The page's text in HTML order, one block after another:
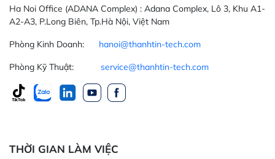
Ha Noi Office (ADANA Complex) : Adana Complex, Lô 3, Khu A1-
A2-A3, P.Long Biên, Tp.Hà Nội, Việt Nam
Phòng Kinh Doanh: hanoi@thanhtin-tech.com
Phòng Kỹ Thuật: service@thanhtin-tech.com
THỜI GIAN LÀM VIỆC